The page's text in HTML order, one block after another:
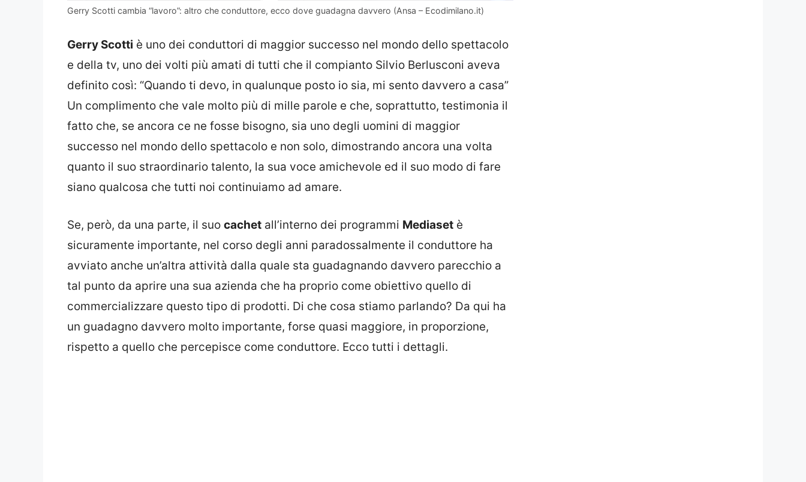
Gerry Scotti cambia “lavoro”: altro che conduttore, ecco dove guadagna davvero (Ansa – Ecodimilano.it)
Gerry Scotti è uno dei conduttori di maggior successo nel mondo dello spettacolo
e della tv, uno dei volti più amati di tutti che il compianto Silvio Berlusconi aveva
definito così: “Quando ti devo, in qualunque posto io sia, mi sento davvero a casa”
Un complimento che vale molto più di mille parole e che, soprattutto, testimonia il
fatto che, se ancora ce ne fosse bisogno, sia uno degli uomini di maggior
successo nel mondo dello spettacolo e non solo, dimostrando ancora una volta
quanto il suo straordinario talento, la sua voce amichevole ed il suo modo di fare
siano qualcosa che tutti noi continuiamo ad amare.
Se, però, da una parte, il suo cachet all’interno dei programmi Mediaset è
sicuramente importante, nel corso degli anni paradossalmente il conduttore ha
avviato anche un’altra attività dalla quale sta guadagnando davvero parecchio a
tal punto da aprire una sua azienda che ha proprio come obiettivo quello di
commercializzare questo tipo di prodotti. Di che cosa stiamo parlando? Da qui ha
un guadagno davvero molto importante, forse quasi maggiore, in proporzione,
rispetto a quello che percepisce come conduttore. Ecco tutti i dettagli.